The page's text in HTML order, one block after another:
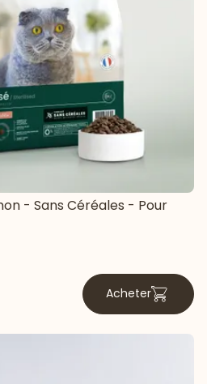
- Sans Céréales - Pour
Acheter